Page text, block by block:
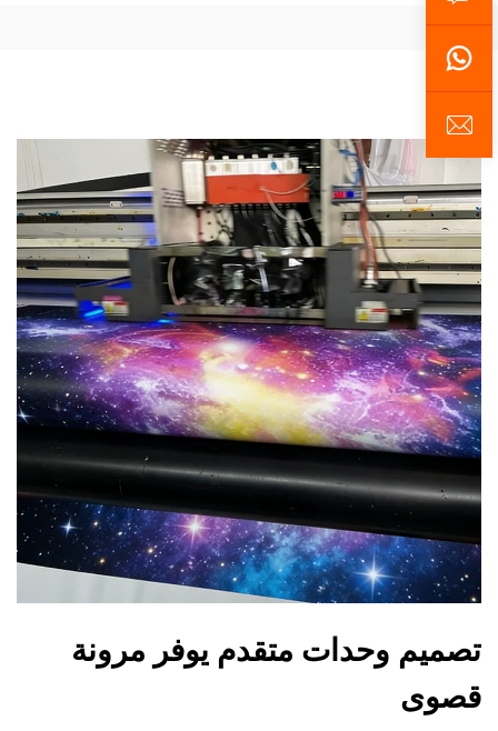
تصميم وحدات متقدم يوفر مرونة
قصوى